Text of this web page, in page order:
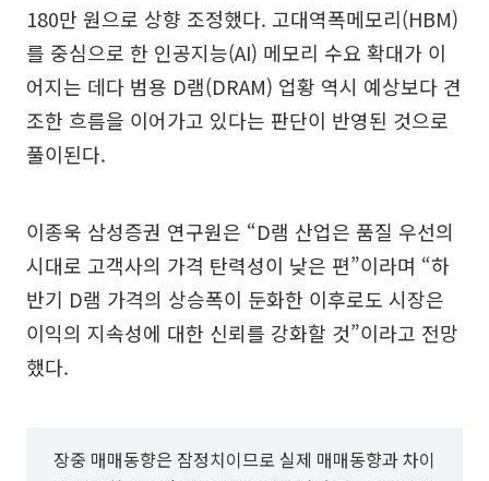
180만 원으로 상향 조정했다. 고대역폭메모리(HBM)
를 중심으로 한 인공지능(AI) 메모리 수요 확대가 이
어지는 데다 범용 D램(DRAM) 업황 역시 예상보다 견
조한 흐름을 이어가고 있다는 판단이 반영된 것으로
풀이된다.
이종욱 삼성증권 연구원은 “D램 산업은 품질 우선의
시대로 고객사의 가격 탄력성이 낮은 편”이라며 “하
반기 D램 가격의 상승폭이 둔화한 이후로도 시장은
이익의 지속성에 대한 신뢰를 강화할 것”이라고 전망
했다.
장중 매매동향은 잠정치이므로 실제 매매동향과 차이